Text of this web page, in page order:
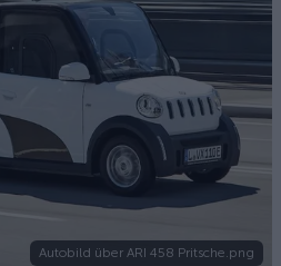
Autobild über ARI 458 Pritsche.png